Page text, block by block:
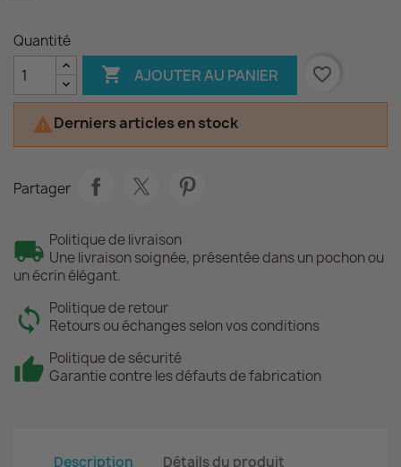
Quantité
 AJOUTER AU PANIER favorite_border
Derniers articles en stock
Partager
Politique de livraison
Une livraison soignée, présentée dans un pochon ou
un écrin élégant.
Politique de retour
Retours ou échanges selon vos conditions
Politique de sécurité
Garantie contre les défauts de fabrication
Description Détails du produit